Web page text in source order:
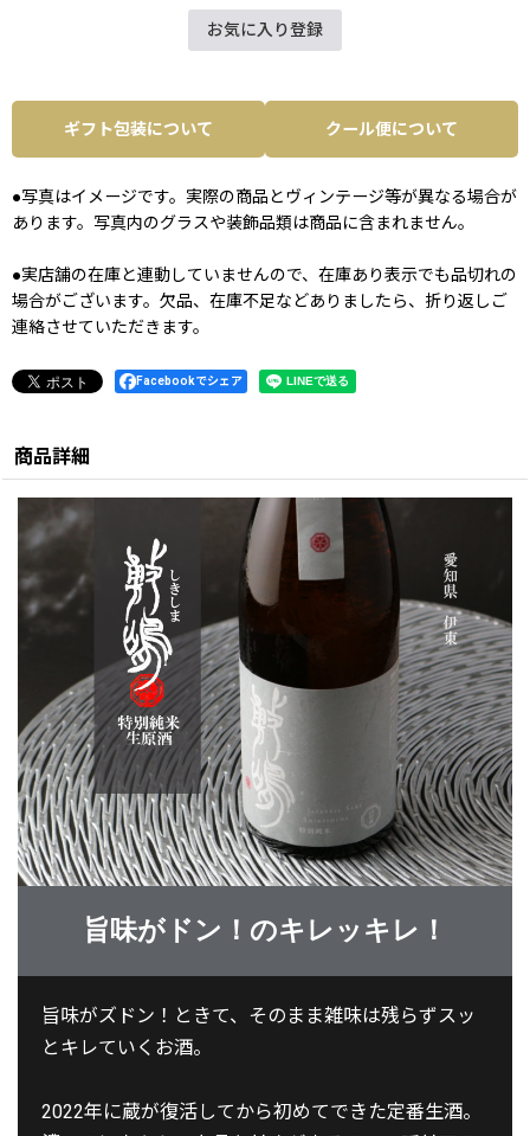
お気に入り登録
ギフト包装について クール便について
●写真はイメージです。実際の商品とヴィンテージ等が異なる場合が
あります。写真内のグラスや装飾品類は商品に含まれません。
●実店舗の在庫と連動していませんので、在庫あり表示でも品切れの
場合がございます。欠品、在庫不足などありましたら、折り返しご
連絡させていただきます。
Facebookでシェア
商品詳細
旨味がドン！のキレッキレ！
旨味がズドン！ときて、そのまま雑味は残らずスッ
とキレていくお酒。
2022年に蔵が復活してから初めてできた定番生酒。